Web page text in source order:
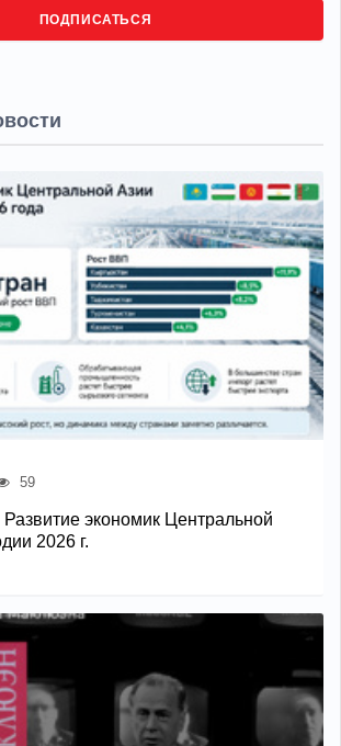
ПОДПИСАТЬСЯ
59
экономик Центральной
2026 г.